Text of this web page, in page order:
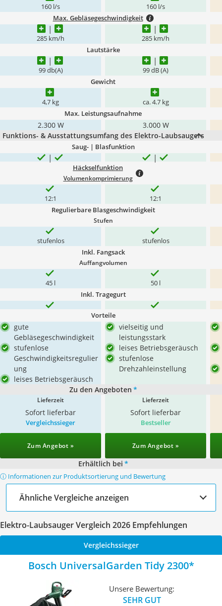
160 l/s 160 l/s
Max. Gebläsegeschwindigkeit
285 km/h 285 km/h
Lautstärke
99 db(A) 99 dB (A)
Gewicht
4,7 kg ca. 4.7 kg
Max. Leistungsaufnahme
2.300 W
3.000 W
Funktions- & Ausstattungsumfang des Elektro-Laubsaugers
Saug- | Blasfunktion
Häckselfunktion
Volumenkomprimierung
12:1 12:1
Regulierbare Blasgeschwindigkeit
Stufen
stufenlos stufenlos
Inkl. Fangsack
Auffangvolumen
45 l 50 l
Inkl. Tragegurt
Vorteile
gute
Gebläsegeschwindigkeit
stufenlose
Geschwindigkeitsregulier
ung
leises Betriebsgeräusch
vielseitig und
leistungsstark
leises Betriebsgeräusch
stufenlose
Drehzahleinstellung
Zu den Angeboten *
Lieferzeit
Sofort lieferbar
Lieferzeit
Sofort lieferbar
Vergleichssieger
Zum Angebot »
Bestseller
Zum Angebot »
Erhältlich bei *
ⓘ Informationen zur Produktsortierung und Bewertung
Ähnliche Vergleiche anzeigen
Elektro-Laubsauger Vergleich 2026 Empfehlungen
Vergleichssieger
Bosch UniversalGarden Tidy 2300
Unsere Bewertung:
SEHR GUT